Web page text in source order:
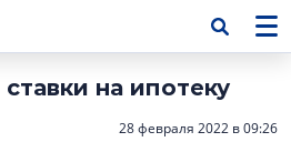
на ипотеку
28 февраля 2022 в 09:26